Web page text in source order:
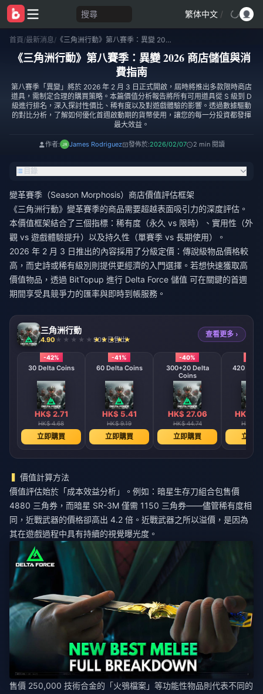
搜尋 繁体中文 /
首頁/最新消息/ 《三角洲行動》第八賽季：異變 2026 商店儲值與消費指南
《三角洲行動》第八賽季：異變 2026 商店儲值與消
費指南
第八賽季「異變」將於 2026 年 2 月 3 日正式開啟，屆時將推出多款限時商店
道具，需制定合理的購買策略。本篇價值分析報告將所有可用道具從 S 級到 D
級進行排名，深入探討性價比、稀有度以及對遊戲體驗的影響。透過數據驅動
的對比分析，了解如何優化首週啟動期的貨幣使用，讓您的每一分投資都發揮
最大效益。
作者: James Rodriguez 發佈於:2026/02/07 2 min 閱讀
目錄
變革賽季（Season Morphosis）商店價值評估框架
《三角洲行動》變革賽季的商品需要超越表面吸引力的深度評估。
本價值框架結合了三個指標：稀有度（永久 vs 限時）、實用性（外
觀 vs 遊戲體驗提升）以及持久性（單賽季 vs 長期使用）。
2026 年 2 月 3 日推出的內容採用了分級定價：傳說級物品價格較
高，而史詩或稀有級別則提供更經濟的入門選擇。若想快速獲取高
價值物品，透過 BitTopup 進行 Delta Force 儲值 可在關鍵的首週
期間享受具競爭力的匯率與即時到帳服務。
三角洲行動
4.90 909 已售出
查看更多 ›
-42%
30 Delta Coins
HK$ 2.71
HK$ 4.68
立即購買
-41%
60 Delta Coins
HK$ 5.41
HK$ 9.19
立即購買
-40%
300+20 Delta
Coins
HK$ 27.06
HK$ 44.74
立即購買
420 + 40
HK$
HK$
立即
價值計算方法
價值評估始於「成本效益分析」。例如：暗星生存刀組合包售價
4880 三角券，而暗星 SR-3M 僅需 1150 三角券——儘管稀有度相
同，近戰武器的價格卻高出 4.2 倍。近戰武器之所以溢價，是因為
其在遊戲過程中具有持續的視覺曝光度。
售價 250,000 技術合金的「火鴞檔案」等功能性物品則代表不同的